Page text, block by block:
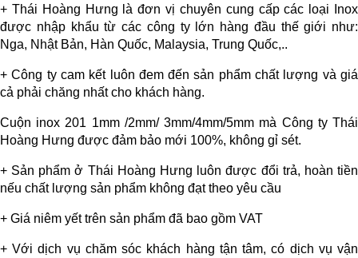
+ Thái Hoàng Hưng là đơn vị chuyên cung cấp các loại Inox
được nhập khẩu từ các công ty lớn hàng đầu thế giới như:
Nga, Nhật Bản, Hàn Quốc, Malaysia, Trung Quốc,..
+ Công ty cam kết luôn đem đến sản phẩm chất lượng và giá
cả phải chăng nhất cho khách hàng.
Cuộn inox 201 1mm /2mm/ 3mm/4mm/5mm mà Công ty Thái
Hoàng Hưng được đảm bảo mới 100%, không gỉ sét.
+ Sản phẩm ở Thái Hoàng Hưng luôn được đổi trả, hoàn tiền
nếu chất lượng sản phẩm không đạt theo yêu cầu
+ Giá niêm yết trên sản phẩm đã bao gồm VAT
+ Với dịch vụ chăm sóc khách hàng tận tâm, có dịch vụ vận